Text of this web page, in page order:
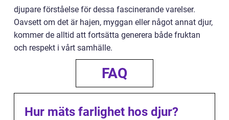
djupare förståelse för dessa fascinerande varelser.
Oavsett om det är hajen, myggan eller något annat djur,
kommer de alltid att fortsätta generera både fruktan
och respekt i vårt samhälle.
FAQ
Hur mäts farlighet hos djur?